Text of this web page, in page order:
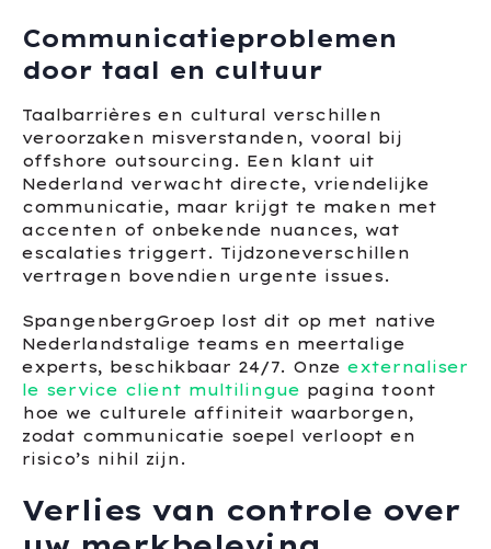
Communicatieproblemen
door taal en cultuur
Taalbarrières en cultural verschillen
veroorzaken misverstanden, vooral bij
offshore outsourcing. Een klant uit
Nederland verwacht directe, vriendelijke
communicatie, maar krijgt te maken met
accenten of onbekende nuances, wat
escalaties triggert. Tijdzoneverschillen
vertragen bovendien urgente issues.
SpangenbergGroep lost dit op met native
Nederlandstalige teams en meertalige
experts, beschikbaar 24/7. Onze externaliser
le service client multilingue pagina toont
hoe we culturele affiniteit waarborgen,
zodat communicatie soepel verloopt en
risico’s nihil zijn.
Verlies van controle over